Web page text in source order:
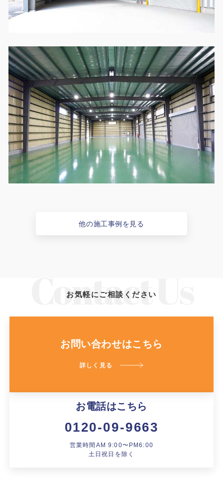
他の施工事例を見る
お気軽にご相談ください
お問い合わせはこちら
詳しく見る
お電話はこちら
0120-09-9663
営業時間AM 9:00〜PM6:00
土日祝日を除く